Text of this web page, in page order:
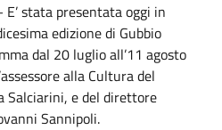
stata presentata oggi in
edizione di Gubbio
dal 20 luglio all’11 agosto
alla Cultura del
Salciarini, e del direttore
Sannipoli.